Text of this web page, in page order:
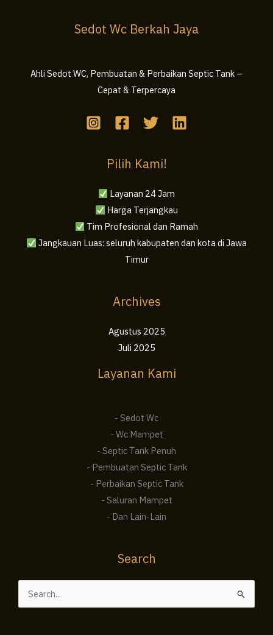
Sedot Wc Berkah Jaya
Ahli Sedot WC, Pembuatan & Perbaikan Septic Tank –
Cepat & Terpercaya
Pilih Kami!
Layanan 24 Jam
Harga Terjangkau
Tim Profesional dan Ramah
Jangkauan Luas: seluruh kabupaten dan kota di Jawa
Timur
Archives
Agustus 2025
Juli 2025
Layanan Kami
- Sedot Wc
- Wc Mampet
- Septic Tank Penuh
- Pembuatan Septic Tank
- Perbaikan Septic Tank
- Saluran Mampet
- Dan Lain-Lain
Search
Cari